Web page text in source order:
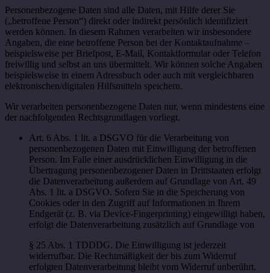
Personenbezogene Daten sind alle Daten, mit Hilfe derer Sie
(„betroffene Person“) direkt oder indirekt persönlich identifiziert
werden können. In diesem Rahmen verarbeiten wir insbesondere
Angaben, die eine betroffene Person bei der Kontaktaufnahme –
beispielsweise per Briefpost, E-Mail, Kontaktformular oder Telefon
freiwillig und selbst an uns übermittelt. Wir können solche Angaben
beispielsweise in einem Adressbuch oder auch mit vergleichbaren
elektronischen/digitalen Hilfsmitteln speichern.
Wir verarbeiten personenbezogene Daten nur, wenn mindestens eine
der nachfolgenden Rechtsgrundlagen vorliegt.
Art. 6 Abs. 1 lit. a DSGVO für die Verarbeitung von
personenbezogenen Daten mit Einwilligung der betroffenen
Person. Im Falle einer ausdrücklichen Einwilligung in die
Übertragung personenbezogener Daten in Drittstaaten erfolgt
die Datenverarbeitung außerdem auf Grundlage von Art. 49
Abs. 1 lit. a DSGVO. Sofern Sie in die Speicherung von
Cookies oder in den Zugriff auf Informationen in Ihrem
Endgerät (z. B. via Device-Fingerprinting) eingewilligt haben,
erfolgt die Datenverarbeitung zusätzlich auf Grundlage von
§ 25 Abs. 1 TDDDG. Die Einwilligung ist jederzeit
widerrufbar. Die Rechtmäßigkeit der bis zum Widerruf
erfolgten Datenverarbeitung bleibt vom Widerruf unberührt.